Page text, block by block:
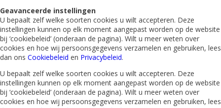
Geavanceerde instellingen
U bepaalt zelf welke soorten cookies u wilt accepteren. Deze
instellingen kunnen op elk moment aangepast worden op de website
bij ‘cookiebeleid’ (onderaan de pagina). Wilt u meer weten over
cookies en hoe wij persoonsgegevens verzamelen en gebruiken, lees
dan ons Cookiebeleid en Privacybeleid.
U bepaalt zelf welke soorten cookies u wilt accepteren. Deze
instellingen kunnen op elk moment aangepast worden op de website
bij ‘cookiebeleid’ (onderaan de pagina). Wilt u meer weten over
cookies en hoe wij persoonsgegevens verzamelen en gebruiken, lees